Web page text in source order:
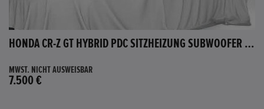
HONDA CR-Z GT HYBRID PDC SITZHEIZUNG SUBWOOFER BLUETOOTH
MWST. NICHT AUSWEISBAR
7.500 €